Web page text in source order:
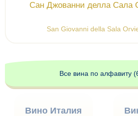
Сан Джованни делла Сала
San Giovanni della Sala
Все вина по алфавиту
Вино Италия